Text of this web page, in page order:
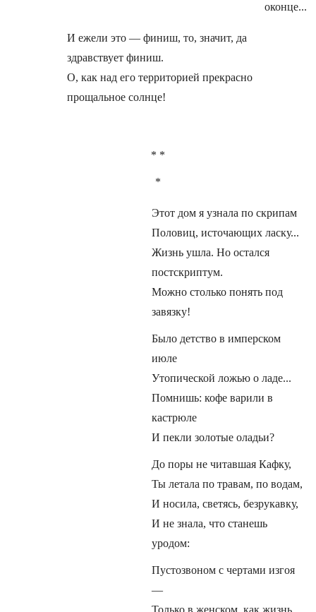
оконце...
И ежели это — финиш, то, значит, да
здравствует финиш.
О, как над его территорией прекрасно
прощальное солнце!
* *
*
Этот дом я узнала по скрипам
Половиц, источающих ласку...
Жизнь ушла. Но остался
постскриптум.
Можно столько понять под
завязку!
Было детство в имперском
июле
Утопической ложью о ладе...
Помнишь: кофе варили в
кастрюле
И пекли золотые оладьи?
До поры не читавшая Кафку,
Ты летала по травам, по водам,
И носила, светясь, безрукавку,
И не знала, что станешь
уродом:
Пустозвоном с чертами изгоя
—
Только в женском, как жизнь,